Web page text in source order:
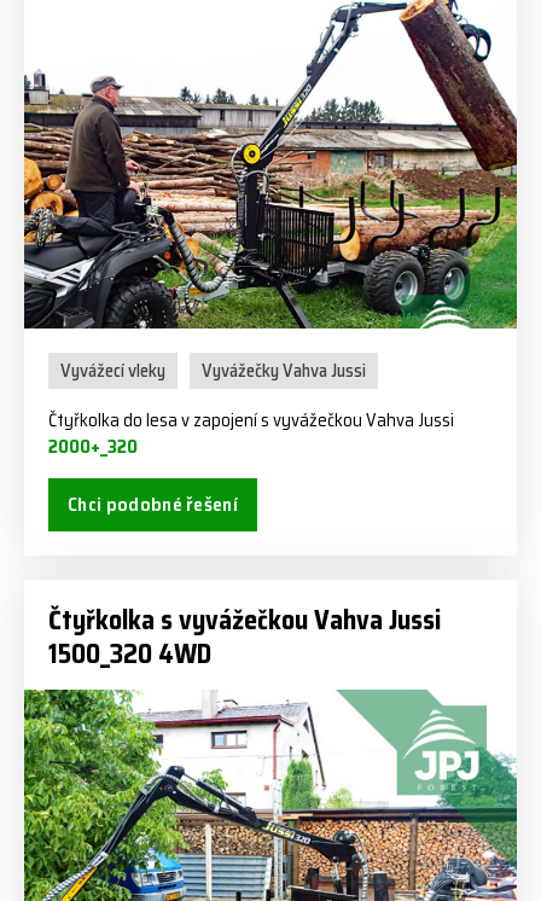
Vyvážecí vleky
Vyvážečky Vahva Jussi
Čtyřkolka do lesa v zapojení s vyvážečkou Vahva Jussi
2000+_320
Chci podobné řešení
Čtyřkolka s vyvážečkou Vahva Jussi
1500_320 4WD